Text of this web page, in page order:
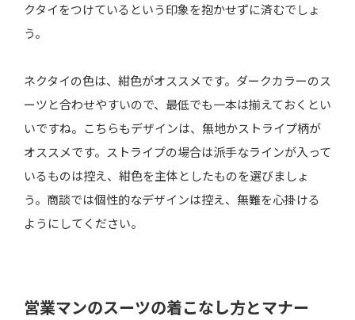
クタイをつけているという印象を抱かせずに済むでしょ
う。
ネクタイの色は、紺色がオススメです。ダークカラーのス
ーツと合わせやすいので、最低でも一本は揃えておくとい
いですね。こちらもデザインは、無地かストライプ柄が
オススメです。ストライプの場合は派手なラインが入って
いるものは控え、紺色を主体としたものを選びましょ
う。商談では個性的なデザインは控え、無難を心掛ける
ようにしてください。
営業マンのスーツの着こなし方とマナー